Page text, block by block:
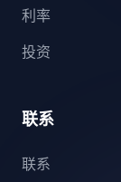
利率
投资
联系
联系